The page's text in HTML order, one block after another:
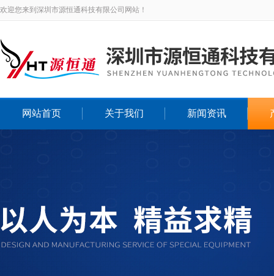
欢迎您来到深圳市源恒通科技有限公司网站！
网站首页 关于我们 新闻资讯